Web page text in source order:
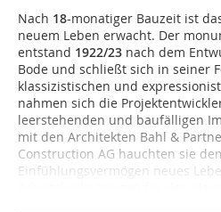
Nach 18-monatiger Bauzeit ist
neuem Leben erwacht. Der
entstand 1922/23 nach dem
Bode und schließt sich in seiner
klassizistischen und
nahmen sich die
leerstehenden und baufälligen
mit den Architekten Bahl &
Construction AG hauchten sie
Einfühlungsvermögen neues